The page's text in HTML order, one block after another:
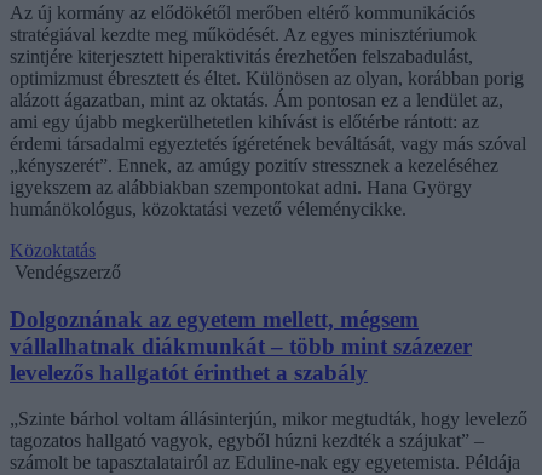
Az új kormány az elődökétől merőben eltérő kommunikációs
stratégiával kezdte meg működését. Az egyes minisztériumok
szintjére kiterjesztett hiperaktivitás érezhetően felszabadulást,
optimizmust ébresztett és éltet. Különösen az olyan, korábban porig
alázott ágazatban, mint az oktatás. Ám pontosan ez a lendület az,
ami egy újabb megkerülhetetlen kihívást is előtérbe rántott: az
érdemi társadalmi egyeztetés ígéretének beváltását, vagy más szóval
„kényszerét”. Ennek, az amúgy pozitív stressznek a kezeléséhez
igyekszem az alábbiakban szempontokat adni. Hana György
humánökológus, közoktatási vezető véleménycikke.
Közoktatás
Vendégszerző
Dolgoznának az egyetem mellett, mégsem
vállalhatnak diákmunkát – több mint százezer
levelezős hallgatót érinthet a szabály
„Szinte bárhol voltam állásinterjún, mikor megtudták, hogy levelező
tagozatos hallgató vagyok, egyből húzni kezdték a szájukat” –
számolt be tapasztalatairól az Eduline-nak egy egyetemista. Példája